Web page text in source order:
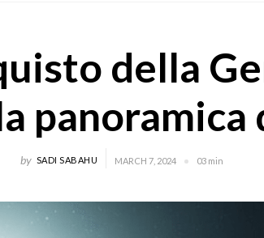
della
by SADI SABAHU MARCH 7, 2024 03 min